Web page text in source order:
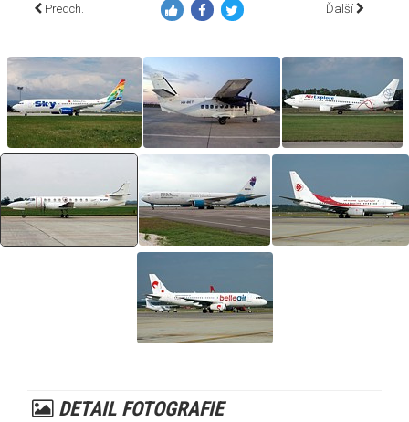
Predch. Ďalší
DETAIL FOTOGRAFIE